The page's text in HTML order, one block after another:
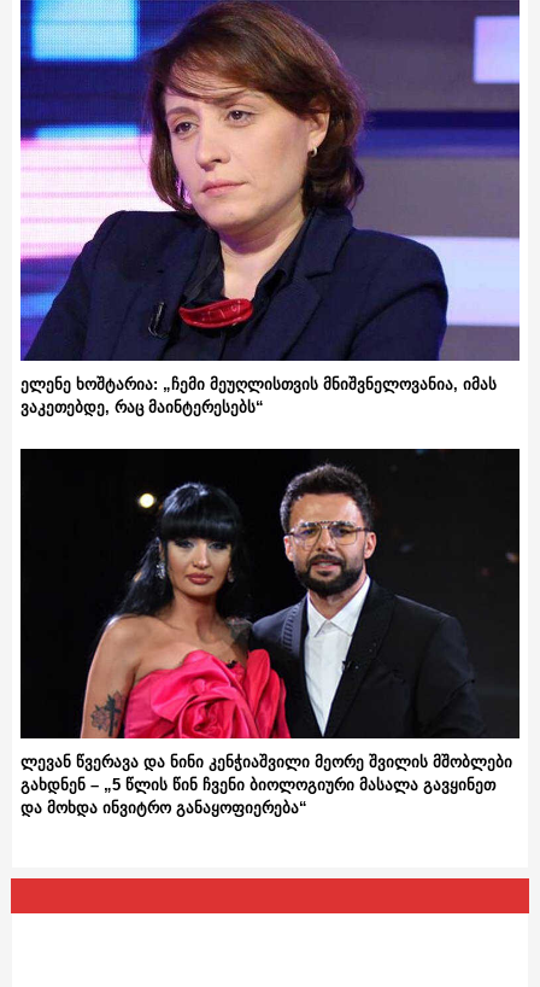
ელენე ხოშტარია: „ჩემი მეუღლისთვის მნიშვნელოვანია, იმას
ვაკეთებდე, რაც მაინტერესებს“
ლევან წვერავა და ნინი კენჭიაშვილი მეორე შვილის მშობლები
გახდნენ – „5 წლის წინ ჩვენი ბიოლოგიური მასალა გავყინეთ
და მოხდა ინვიტრო განაყოფიერება“